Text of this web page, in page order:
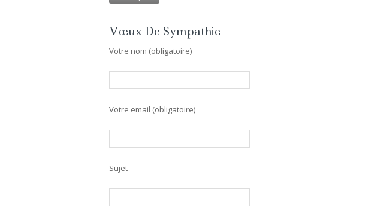
Vœux De Sympathie
Votre nom (obligatoire)
Votre email (obligatoire)
Sujet